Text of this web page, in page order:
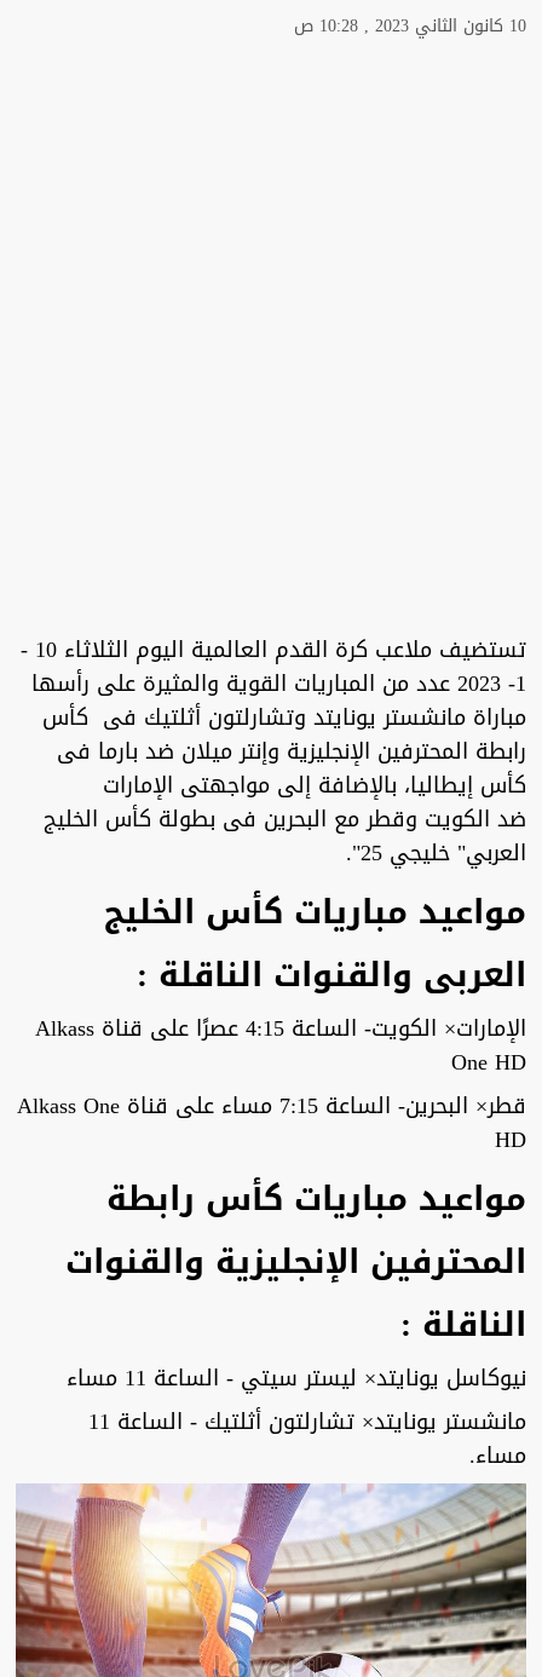
10 كانون الثاني 2023 , 10:28 ص
تستضيف ملاعب كرة القدم العالمية اليوم الثلاثاء 10 -
1- 2023 عدد من المباريات القوية والمثيرة على رأسها
مباراة مانشستر يونايتد وتشارلتون أثلتيك فى كأس
رابطة المحترفين الإنجليزية وإنتر ميلان ضد بارما فى
كأس إيطاليا، بالإضافة إلى مواجهتى الإمارات
ضد الكويت وقطر مع البحرين فى بطولة كأس الخليج
العربي" خليجي 25".
مواعيد مباريات كأس الخليج
العربى والقنوات الناقلة :
الإمارات× الكويت- الساعة 4:15 عصرًا على قناة Alkass
One HD
قطر× البحرين- الساعة 7:15 مساء على قناة Alkass One
HD
مواعيد مباريات كأس رابطة
المحترفين الإنجليزية والقنوات
الناقلة :
نيوكاسل يونايتد× ليستر سيتي - الساعة 11 مساء
مانشستر يونايتد× تشارلتون أثلتيك - الساعة 11
مساء.